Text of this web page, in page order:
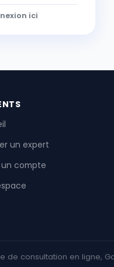
ici
un expert
compte
de consultation en ligne,